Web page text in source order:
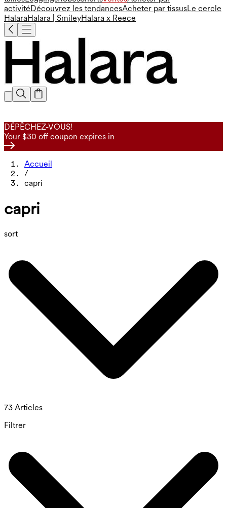
activitéDécouvrez les tendancesAcheter par tissusLe cercle
HalaraHalara | SmileyHalara x Reece
DÉPÊCHEZ-VOUS!
Your $30 off coupon expires in
Accueil
/
capri
capri
sort
73 Articles
Filtrer